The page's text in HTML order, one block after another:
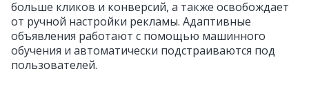
больше кликов и конверсий, а также освобождает
от ручной настройки рекламы. Адаптивные
объявления работают с помощью машинного
обучения и автоматически подстраиваются под
пользователей.